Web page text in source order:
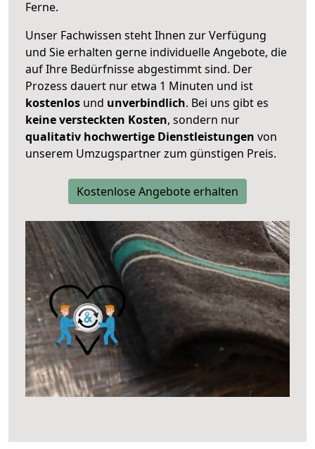
Ferne.
Unser Fachwissen steht Ihnen zur Verfügung
und Sie erhalten gerne individuelle Angebote, die
auf Ihre Bedürfnisse abgestimmt sind. Der
Prozess dauert nur etwa 1 Minuten und ist
kostenlos und unverbindlich. Bei uns gibt es
keine versteckten Kosten, sondern nur
qualitativ hochwertige Dienstleistungen von
unserem Umzugspartner zum günstigen Preis.
Kostenlose Angebote erhalten